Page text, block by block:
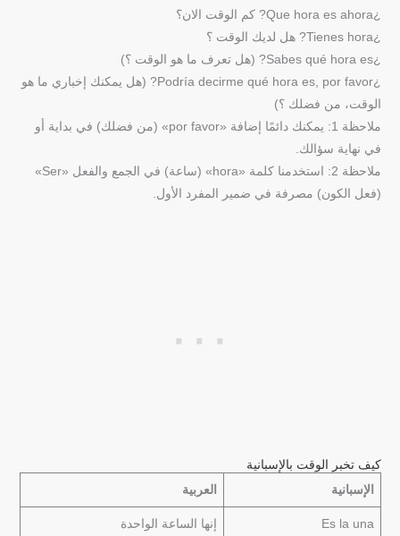
¿Que hora es ahora? كم الوقت الان؟
¿Tienes hora? هل لديك الوقت ؟
¿Sabes qué hora es? (هل تعرف ما هو الوقت ؟)
¿Podría decirme qué hora es, por favor? (هل يمكنك إخباري ما هو
الوقت، من فضلك ؟)
ملاحظة 1: يمكنك دائمًا إضافة «por favor» (من فضلك) في بداية أو
في نهاية سؤالك.
ملاحظة 2: استخدمنا كلمة «hora» (ساعة) في الجمع والفعل «Ser»
(فعل الكون) مصرفة في ضمير المفرد الأول.
كيف تخبر الوقت بالإسبانية
الإسبانية
العربية
Es la una إنها الساعة الواحدة